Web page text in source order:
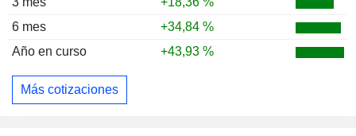
6 mes
+34,84 %
Año en curso
+43,93 %
Más cotizaciones